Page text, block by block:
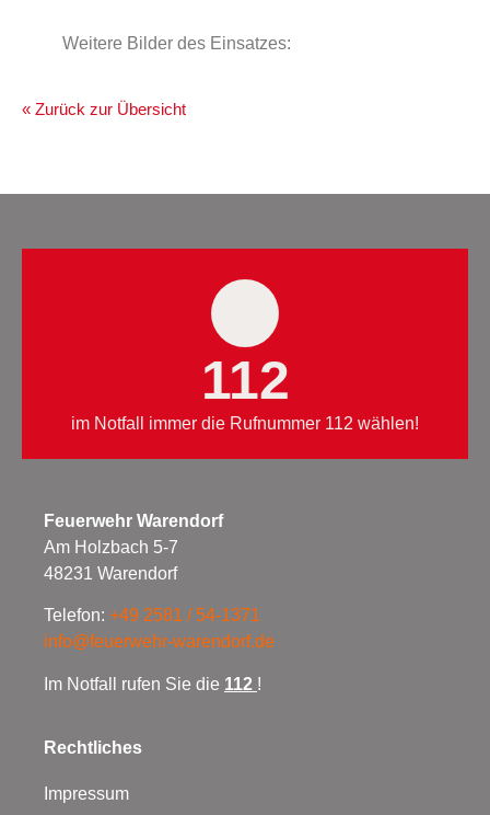
Weitere Bilder des Einsatzes:
« Zurück zur Übersicht
112
im Notfall immer die Rufnummer 112 wählen!
Feuerwehr Warendorf
Am Holzbach 5-7
48231 Warendorf
Telefon: +49 2581 / 54-1371
info@feuerwehr-warendorf.de
Im Notfall rufen Sie die 112 !
Rechtliches
Impressum